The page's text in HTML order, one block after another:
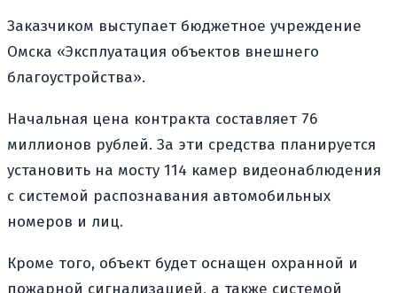
Заказчиком выступает бюджетное учреждение
Омска «Эксплуатация объектов внешнего
благоустройства».
Начальная цена контракта составляет 76
миллионов рублей. За эти средства планируется
установить на мосту 114 камер видеонаблюдения
с системой распознавания автомобильных
номеров и лиц.
Кроме того, объект будет оснащен охранной и
пожарной сигнализацией, а также системой